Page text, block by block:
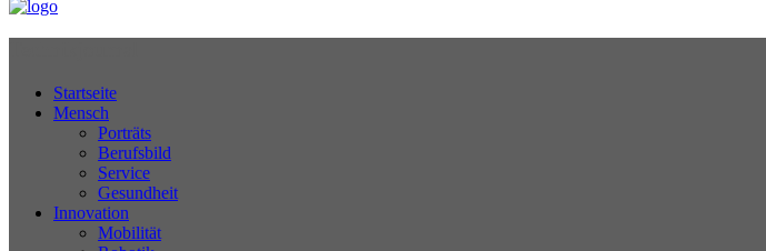
Startseite
Mensch
Porträts
Berufsbild
Service
Gesundheit
Innovation
Mobilität